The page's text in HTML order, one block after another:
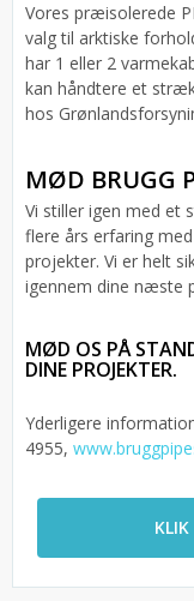
Vores præisolerede
valg til arktiske
har 1 eller 2
kan håndtere et
hos
MØD BRUGG
Vi stiller igen med et
flere års erfaring
projekter. Vi er helt
igennem dine næste
MØD OS PÅ
DINE PROJEKTER.
Yderligere
4955,